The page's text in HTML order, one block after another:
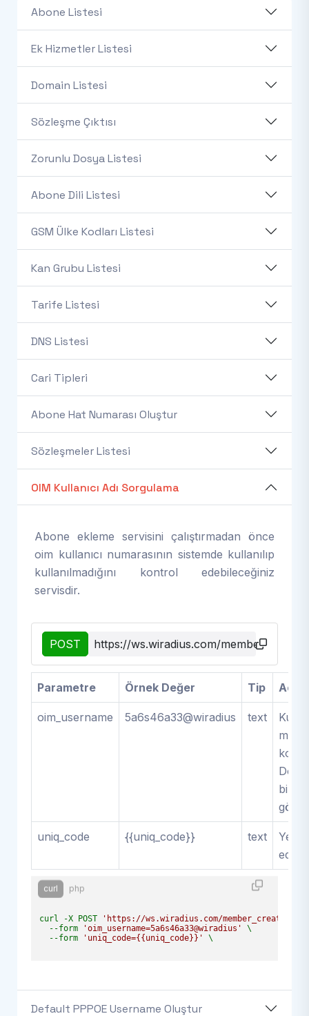
Abone Listesi
Ek Hizmetler Listesi
Domain Listesi
Sözleşme Çıktısı
Zorunlu Dosya Listesi
Abone Dili Listesi
GSM Ülke Kodları Listesi
Kan Grubu Listesi
Tarife Listesi
DNS Listesi
Cari Tipleri
Abone Hat Numarası Oluştur
Sözleşmeler Listesi
OIM Kullanıcı Adı Sorgulama
Abone ekleme servisini çalıştırmadan önce
oim kullanıcı numarasının sistemde kullanılıp
kullanılmadığını kontrol edebileceğiniz
servisdir.
POST https://ws.wiradius.com/
Parametre Örnek Değer Tip
oim_username 5a6s46a33@wiradius text
uniq_code {{uniq_code}} text
curl php
curl -X POST
'https://ws.wiradius.com/member_create/
  --form
'oim_username=5a6s46a33@wiradius'
\
  --form
'uniq_code={{uniq_code}}' \
Default PPPOE Username Oluştur